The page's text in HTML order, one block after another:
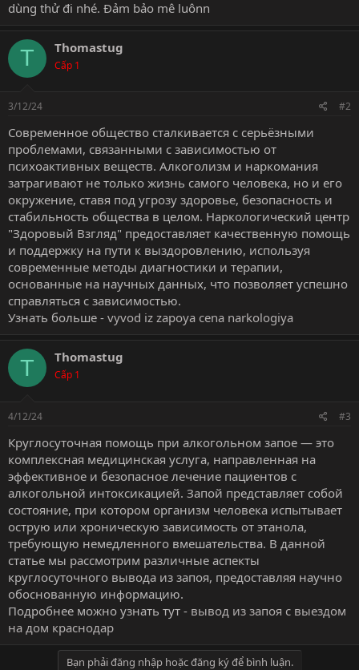
dùng thử đi nhé. Đảm bảo mê luônn
T Thomastug
Cấp 1
3/12/24 #2
Современное общество сталкивается с серьёзными
проблемами, связанными с зависимостью от
психоактивных веществ. Алкоголизм и наркомания
затрагивают не только жизнь самого человека, но и его
окружение, ставя под угрозу здоровье, безопасность и
стабильность общества в целом. Наркологический центр
"Здоровый Взгляд" предоставляет качественную помощь
и поддержку на пути к выздоровлению, используя
современные методы диагностики и терапии,
основанные на научных данных, что позволяет успешно
справляться с зависимостью.
Узнать больше - vyvod iz zapoya cena narkologiya
T Thomastug
Cấp 1
4/12/24 #3
Круглосуточная помощь при алкогольном запое — это
комплексная медицинская услуга, направленная на
эффективное и безопасное лечение пациентов с
алкогольной интоксикацией. Запой представляет собой
состояние, при котором организм человека испытывает
острую или хроническую зависимость от этанола,
требующую немедленного вмешательства. В данной
статье мы рассмотрим различные аспекты
круглосуточного вывода из запоя, предоставляя научно
обоснованную информацию.
Подробнее можно узнать тут - вывод из запоя с выездом
на дом краснодар
Bạn phải đăng nhập hoặc đăng ký để bình luận.